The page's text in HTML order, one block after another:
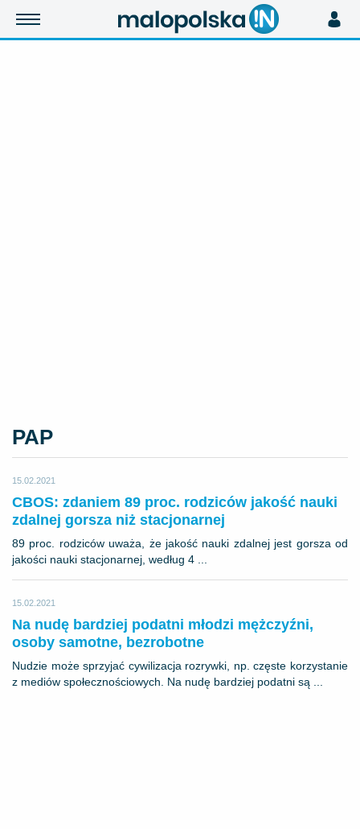
PAP
15.02.2021
CBOS: zdaniem 89 proc. rodziców jakość nauki
zdalnej gorsza niż stacjonarnej
89 proc. rodziców uważa, że jakość nauki zdalnej jest gorsza od
jakości nauki stacjonarnej, według 4 ...
15.02.2021
Na nudę bardziej podatni młodzi mężczyźni,
osoby samotne, bezrobotne
Nudzie może sprzyjać cywilizacja rozrywki, np. częste korzystanie
z mediów społecznościowych. Na nudę bardziej podatni są ...